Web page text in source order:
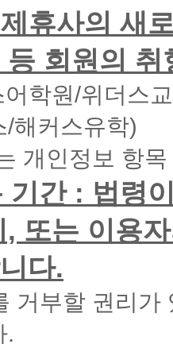
휴사의 새
회원의
학원/위더스
해커스유학)
개인정보 항
기간 : 법령
또는 이용
다.
거부할 권리
.